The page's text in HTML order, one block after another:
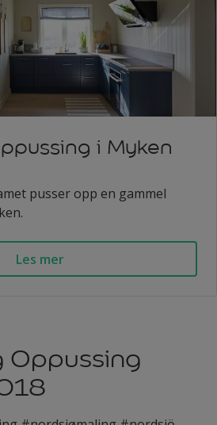
i Myken
pusser opp en gammel
Les mer
Oppussing